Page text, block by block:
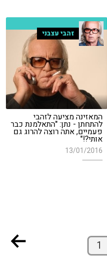
זהבי עצבני
המאזינה מציעה לזהבי
להתחתן - נתן: "התאלמנת כבר
פעמיים, אתה רוצה להרוג גם
אותי?!"
13/01/2016